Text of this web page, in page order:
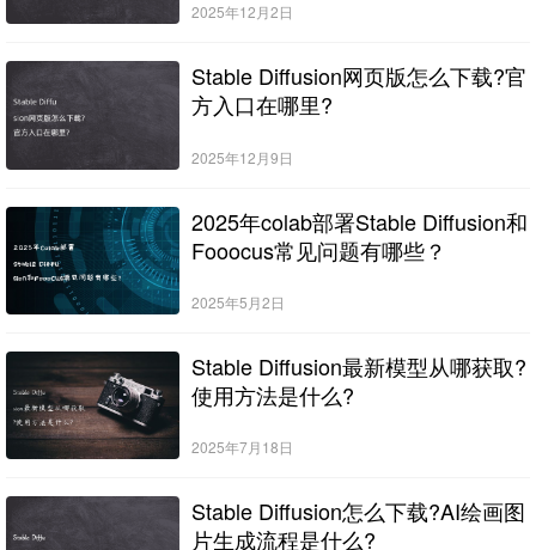
2025年12月2日
Stable Diffusion网页版怎么下载?官
方入口在哪里?
2025年12月9日
2025年colab部署Stable Diffusion和
Fooocus常见问题有哪些？
2025年5月2日
Stable Diffusion最新模型从哪获取?
使用方法是什么?
2025年7月18日
Stable Diffusion怎么下载?AI绘画图
片生成流程是什么?